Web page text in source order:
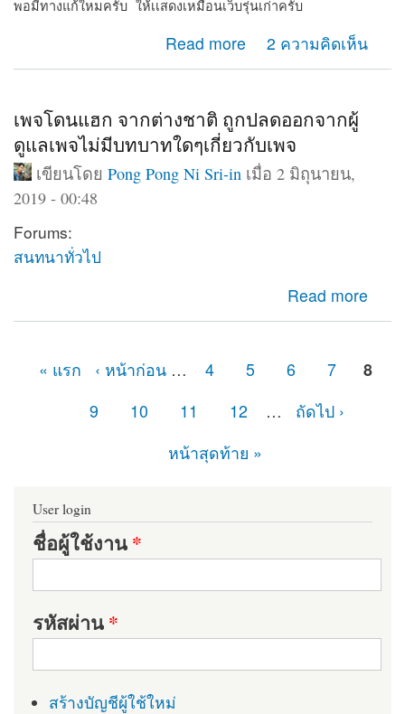
พอมีทางแก้ใหมครับ ให้เเสดงเหมือนเว็บรุ่นเก่าครับ
Read more
about Web shows on computer only 2 ความคิดเห็น
เพจโดนแฮก จากต่างชาติ ถูกปลดออกจากผู้
ดูแลเพจไม่มีบทบาทใดๆเกี่ยวกับเพจ
เขียนโดย Pong Pong Ni Sri-in เมื่อ 2 มิถุนายน,
2019 - 00:48
Forums:
สนทนาทั่วไป
Read more
about เพจโดนแฮก จากต่างชาติ ถูกปลดออกจากผู้ดูแลเพจ
ไม่มีบทบาทใดๆเกี่ยวกับเพจ
« แรก ‹ หน้าก่อน … 4 5 6 7
8
9
10 11 12 …
ถัดไป ›
หน้าสุดท้าย »
User login
ชื่อผู้ใช้งาน*
รหัสผ่าน*
สร้างบัญชีผู้ใช้ใหม่